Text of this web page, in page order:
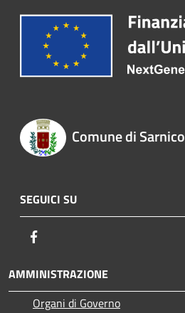
Comune di Sarnico
SEGUICI SU
AMMINISTRAZIONE
Organi di Governo